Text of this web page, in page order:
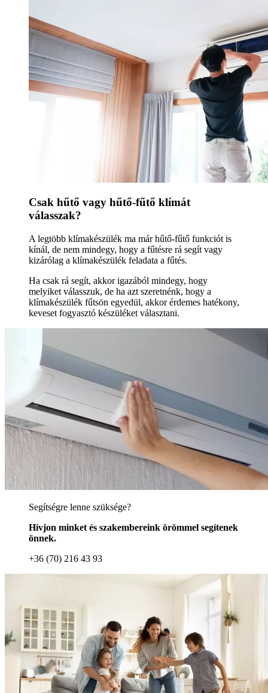
Csak hűtő vagy hűtő-fűtő klímát
válasszak?
A legtöbb klímakészülék ma már hűtő-fűtő funkciót is
kínál, de nem mindegy, hogy a fűtésre rá segít vagy
kizárólag a klímakészülék feladata a fűtés.
Ha csak rá segít, akkor igazából mindegy, hogy
melyiket válasszuk, de ha azt szeretnénk, hogy a
klímakészülék fűtsön egyedül, akkor érdemes hatékony,
keveset fogyasztó készüléket választani.
Segítségre lenne szüksége?
Hívjon minket és szakembereink örömmel segítenek
önnek.
+36 (70) 216 43 93